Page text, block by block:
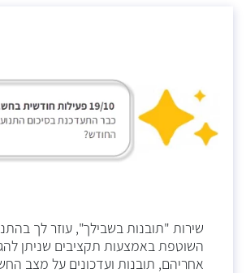
שירות "תובנות בשבילך", עוזר לך
השוטפת באמצעות תקציבים שניתן
אחריהם, תובנות ועדכונים על מצב